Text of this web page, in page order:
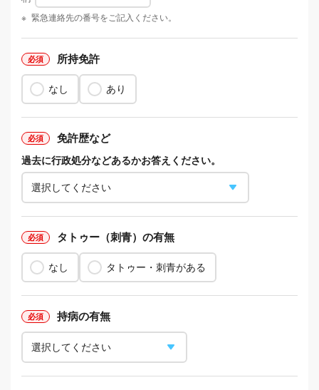
※ 緊急連絡先の番号をご記入ください。
所持免許
なし あり
免許歴など
過去に行政処分などあるかお答えください。
タトゥー（刺青）の有無
なし タトゥー・刺青がある
持病の有無